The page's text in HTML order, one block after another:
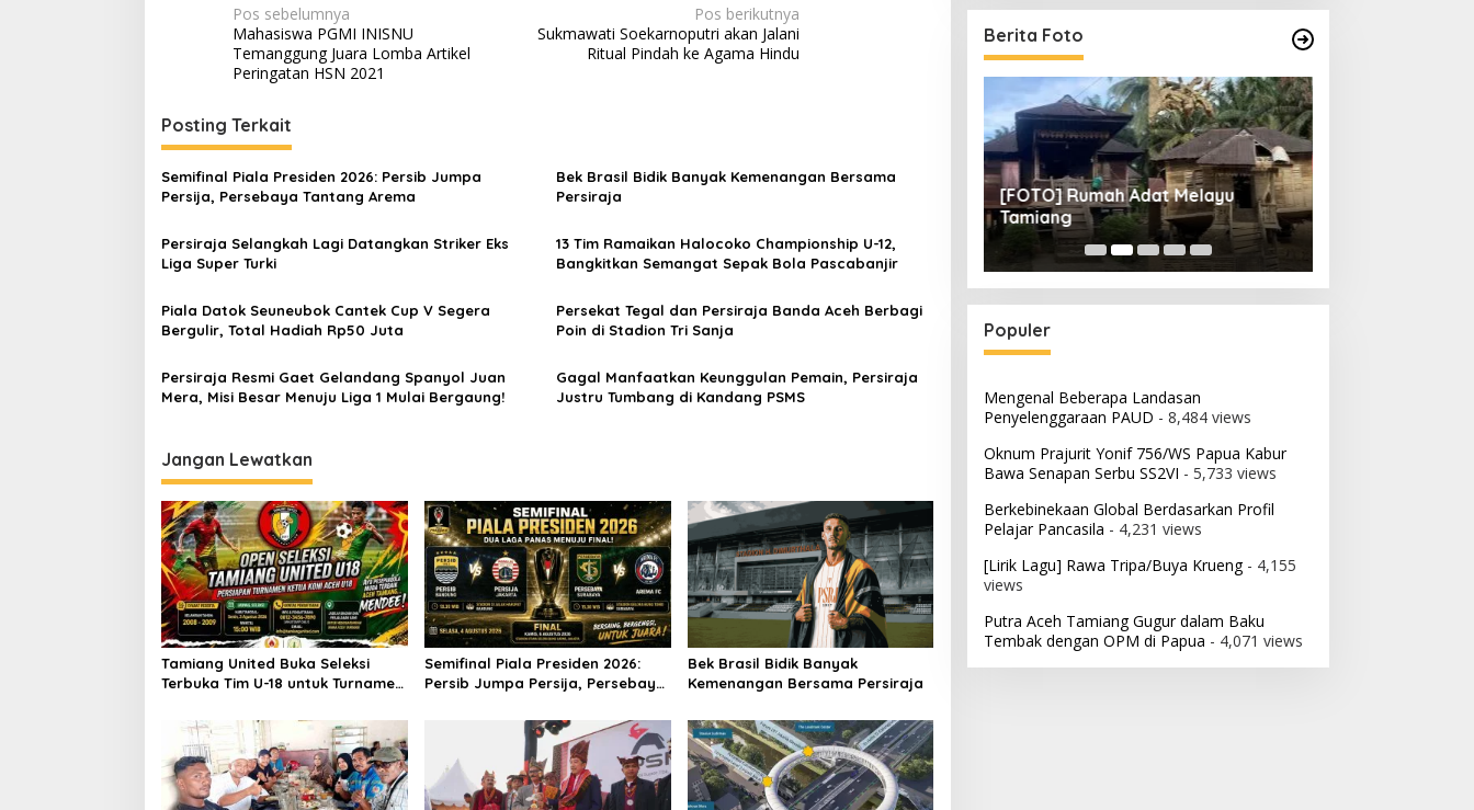
N
a
v
i
g
a
s
i
p
o
s
Pos sebelumnya
Mahasiswa PGMI INISNU
Temanggung Juara Lomba Artikel
Peringatan HSN 2021
Pos berikutnya
Sukmawati Soekarnoputri akan Jalani
Ritual Pindah ke Agama Hindu
Posting Terkait
Semifinal Piala Presiden 2026: Persib Jumpa
Persija, Persebaya Tantang Arema
Bek Brasil Bidik Banyak Kemenangan Bersama
Persiraja
Persiraja Selangkah Lagi Datangkan Striker Eks
Liga Super Turki
13 Tim Ramaikan Halocoko Championship U-12,
Bangkitkan Semangat Sepak Bola Pascabanjir
Piala Datok Seuneubok Cantek Cup V Segera
Bergulir, Total Hadiah Rp50 Juta
Persekat Tegal dan Persiraja Banda Aceh Berbagi
Poin di Stadion Tri Sanja
Persiraja Resmi Gaet Gelandang Spanyol Juan
Mera, Misi Besar Menuju Liga 1 Mulai Bergaung!
Gagal Manfaatkan Keunggulan Pemain, Persiraja
Justru Tumbang di Kandang PSMS
Jangan Lewatkan
Tamiang United Buka Seleksi
Terbuka Tim U-18 untuk Turnamen
Semifinal Piala Presiden 2026:
Persib Jumpa Persija, Persebaya
Bek Brasil Bidik Banyak
Kemenangan Bersama Persiraja
Berita Foto
di Bandar Pusaka
[FOTO] Rumah Adat Melayu
Tamiang
Populer
Mengenal Beberapa Landasan
Penyelenggaraan PAUD - 8,484 views
Oknum Prajurit Yonif 756/WS Papua Kabur
Bawa Senapan Serbu SS2VI - 5,733 views
Berkebinekaan Global Berdasarkan Profil
Pelajar Pancasila - 4,231 views
[Lirik Lagu] Rawa Tripa/Buya Krueng- 4,155
views
Putra Aceh Tamiang Gugur dalam Baku
Tembak dengan OPM di Papua - 4,071 views